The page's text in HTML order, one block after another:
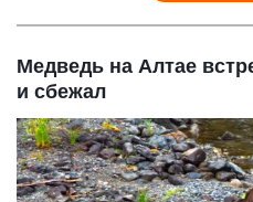
Медведь на Алтае
и сбежал